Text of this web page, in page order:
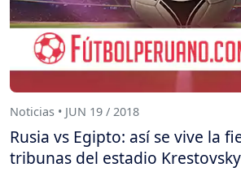
Noticias • JUN 19 / 2018
Rusia vs Egipto: así se vive la
tribunas del estadio Krestovsky